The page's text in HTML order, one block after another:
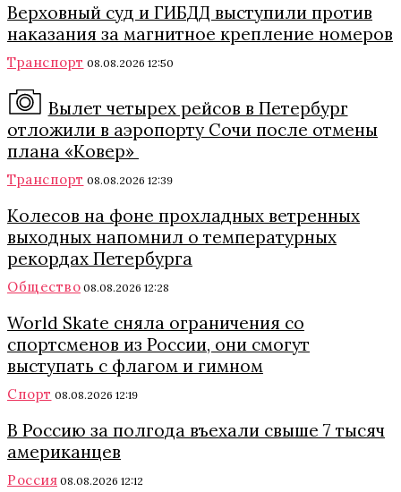
Верховный суд и ГИБДД выступили против
наказания за магнитное крепление номеров
Транспорт 08.08.2026 12:50
Вылет четырех рейсов в Петербург
отложили в аэропорту Сочи после отмены
плана «Ковер»
Транспорт 08.08.2026 12:39
Колесов на фоне прохладных ветренных
выходных напомнил о температурных
рекордах Петербурга
Общество 08.08.2026 12:28
World Skate сняла ограничения со
спортсменов из России, они смогут
выступать с флагом и гимном
Спорт 08.08.2026 12:19
В Россию за полгода въехали свыше 7 тысяч
американцев
Россия 08.08.2026 12:12